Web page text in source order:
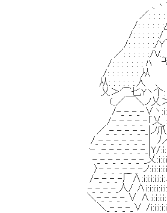
､丶"~￣￣
／: : : : :／
/: : : : : :/ ＿ |
/: : : : : :/￣ 乂
/: : : : : :/Y＾{/乂ﾉ{
／: : : : : :/V.,_＼
/: : : : : : : ﾊ 弋ツｰ､
/: : : : : : : 从 ｀ ,
从: : : : : :.人 、 ｆｙ
乂＞'⌒匕Yヽ个: .｀
(_／￣＼ノ乂＞ｒ
/-_-_-_-∨ヽ:i:-_-_i:､
/-_-_-_-_-「乂_:i:_-
／_-_-_-_-_-_|ノ爪:i:_-
/_-_-_-_-_-_-_ | ﾉ／⌒ヽ、
ｰ _-_-_-_-_-_-_|Y/
-_-_-_-_-_-_-_乂
〉-_-_-_-_-_-ノ
/-_-_-_-厂Λ:i:i:i:i:i:i:､
-_-_-_-_人/ Λi:i:i:i:i:i:ｉ
＼-_-_-_-_∨
＼_-_-_-_∨ /